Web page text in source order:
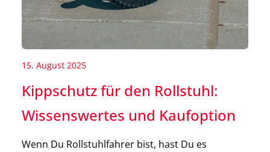
15. August 2025
Kippschutz für den Rollstuhl:
Wissenswertes und Kaufoption
Wenn Du Rollstuhlfahrer bist, hast Du es